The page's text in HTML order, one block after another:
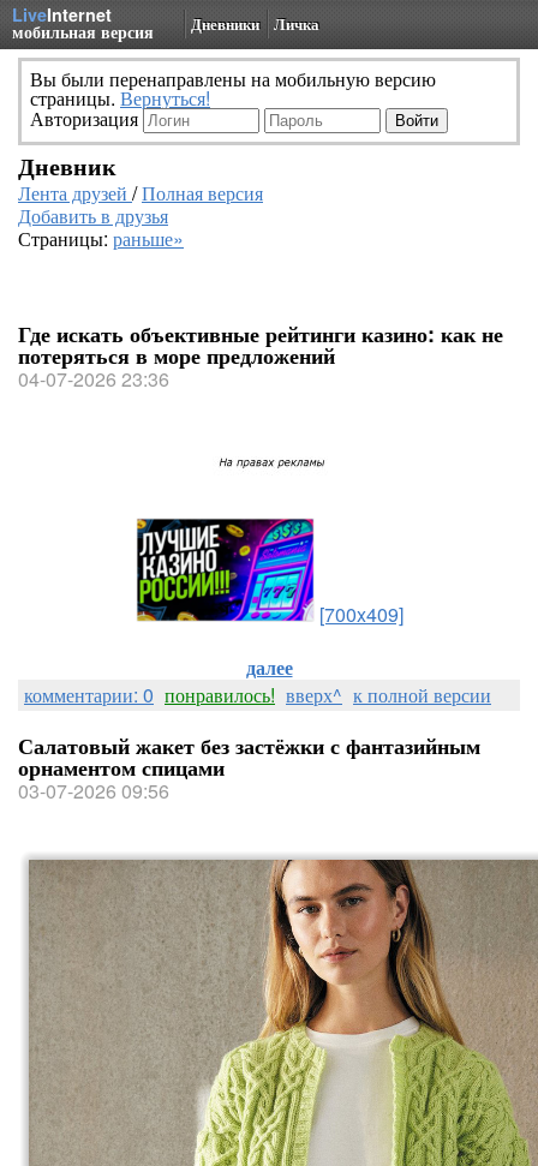
LiveInternet
мобильная версия Дневники Личка
Вы были перенаправлены на мобильную версию
страницы. Вернуться!
Авторизация
Дневник
Лента друзей /Полная версия
Добавить в друзья
Страницы: раньше»
Где искать объективные рейтинги казино: как не
потеряться в море предложений
04-07-2026 23:36
[700x409]
далее
комментарии: 0 понравилось! вверх^ к полной версии
Салатовый жакет без застёжки с фантазийным
орнаментом спицами
03-07-2026 09:56